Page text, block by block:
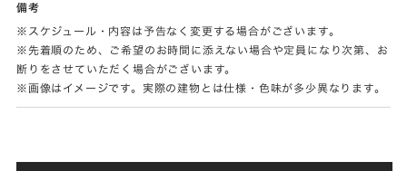
備考
※スケジュール・内容は予告なく変更する場合がございます。
※先着順のため、ご希望のお時間に添えない場合や定員になり次第、お
断りをさせていただく場合がございます。
※画像はイメージです。実際の建物とは仕様・色味が多少異なります。